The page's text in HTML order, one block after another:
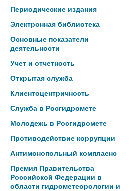
Периодические издания
Электронная библиотека
Основные показатели
деятельности
Учет и отчетность
Открытая служба
Клиентоцентричность
Служба в Росгидромете
Молодежь в Росгидромете
Противодействие коррупции
Антимонопольный комплаенс
Премия Правительства
Российской Федерации в
области гидрометеорологии и